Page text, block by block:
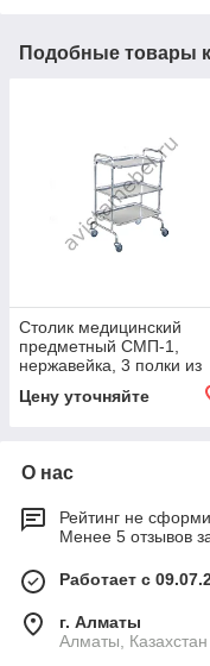
Подобные товары
Столик медицинский
предметный СМП-1,
нержавейка, 3 полки из
Цену уточняйте
О нас
Рейтинг не
Менее 5 отзывов
Работает с
г. Алматы
Алматы, Казахстан